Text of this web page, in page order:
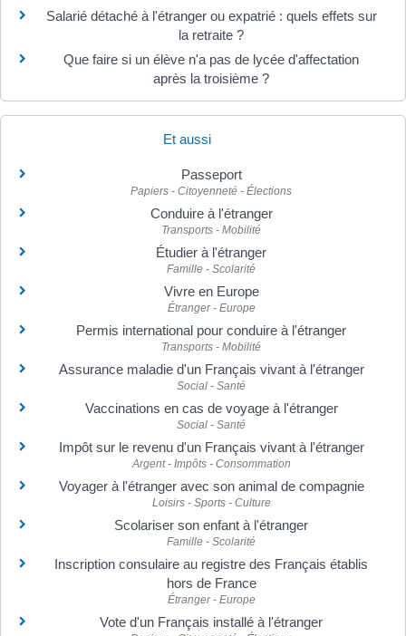
Salarié détaché à l'étranger ou expatrié : quels effets sur
la retraite ?
Que faire si un élève n'a pas de lycée d'affectation
après la troisième ?
Et aussi
Passeport
Papiers - Citoyenneté - Élections
Conduire à l'étranger
Transports - Mobilité
Étudier à l'étranger
Famille - Scolarité
Vivre en Europe
Étranger - Europe
Permis international pour conduire à l'étranger
Transports - Mobilité
Assurance maladie d'un Français vivant à l'étranger
Social - Santé
Vaccinations en cas de voyage à l'étranger
Social - Santé
Impôt sur le revenu d'un Français vivant à l'étranger
Argent - Impôts - Consommation
Voyager à l'étranger avec son animal de compagnie
Loisirs - Sports - Culture
Scolariser son enfant à l'étranger
Famille - Scolarité
Inscription consulaire au registre des Français établis
hors de France
Étranger - Europe
Vote d'un Français installé à l'étranger